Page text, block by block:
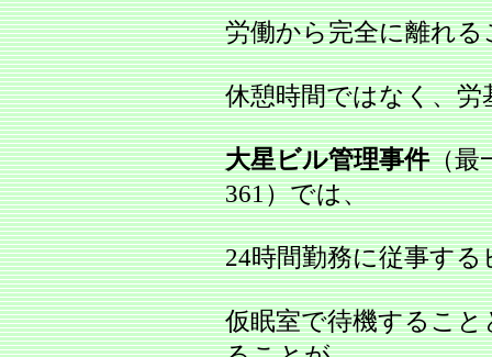
労働から完全に離れ
休憩時間ではなく、
大星ビル管理事件（最
361）では、
24時間勤務に従事す
仮眠室で待機するこ